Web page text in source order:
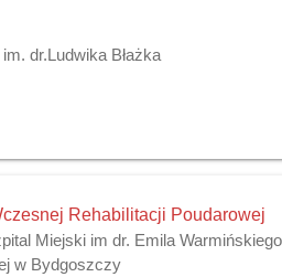
dr.Ludwika Błażka
Rehabilitacji Poudarowej
Miejski im dr. Emila
w Bydgoszczy